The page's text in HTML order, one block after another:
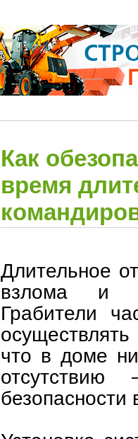
Как
время
Длительное
взлома и
Грабители
что в доме